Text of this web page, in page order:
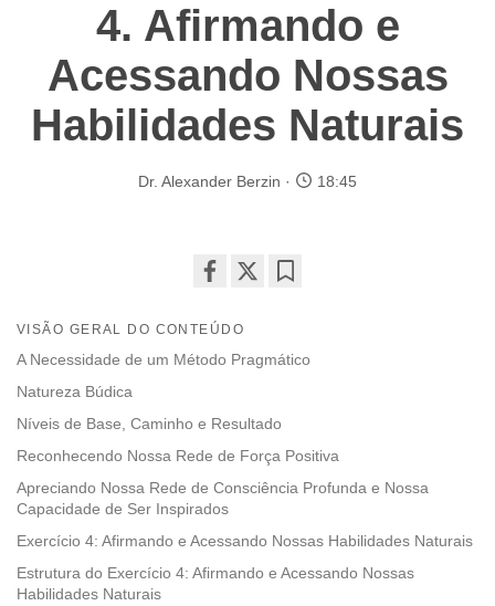
4. Afirmando e
Acessando Nossas
Habilidades Naturais
Dr. Alexander Berzin 18:45
on
facebook
VISÃO GERAL DO CONTEÚDO
A Necessidade de um Método Pragmático
Natureza Búdica
Níveis de Base, Caminho e Resultado
Reconhecendo Nossa Rede de Força Positiva
Apreciando Nossa Rede de Consciência Profunda e Nossa
Capacidade de Ser Inspirados
Exercício 4: Afirmando e Acessando Nossas Habilidades Naturais
Estrutura do Exercício 4: Afirmando e Acessando Nossas
Habilidades Naturais